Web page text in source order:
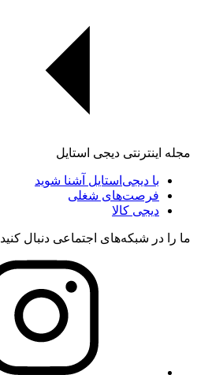
مجله اینترنتی دیجی استایل
با دیجی‌استایل آشنا شوید
فرصت‌های شغلی
دیجی کالا
ما را در شبکه‌های اجتماعی دنبال کنید